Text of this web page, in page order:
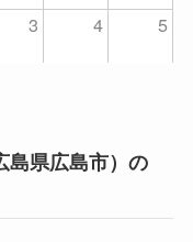
3 4 5
島県広島市）の